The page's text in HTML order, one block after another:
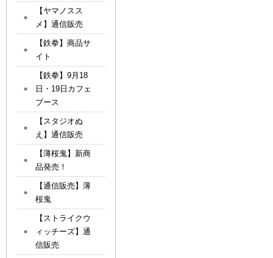
【ヤマノスス
メ】通信販売
【鉄拳】商品サ
イト
【鉄拳】9月18
日・19日カフェ
ブース
【スタジオぬ
え】通信販売
【薄桜鬼】新商
品発売！
【通信販売】薄
桜鬼
【ストライクウ
ィッチーズ】通
信販売